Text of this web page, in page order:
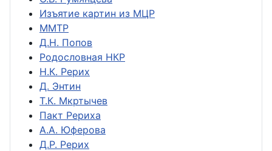
Изъятие картин из МЦР
ММТР
Д.Н. Попов
Родословная НКР
Н.К. Рерих
Д. Энтин
Т.К. Мкртычев
Пакт Рериха
А.А. Юферова
Д.Р. Рерих